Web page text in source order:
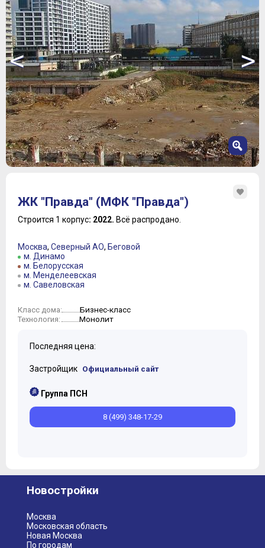
< >
3
4
6
7
ЖК "Правда" (МФК "Правда")
Строится 1 корпус: 2022. Всё распродано.
Москва, Северный АО, Беговой
м. Динамо
м. Белорусская
м. Менделеевская
м. Савеловская
Класс дома: Бизнес-класс
Технология: Монолит
Последняя цена:
Застройщик Официальный сайт
Группа ПСН
8 (499) 348-17-29
Новостройки
Москва
Московская область
Новая Москва
По городам